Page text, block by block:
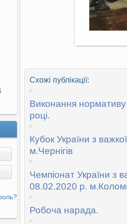
Схожі публікації:
Виконання
році.
Кубок України з
м.Чернігів
Чемпіонат України з
08.02.2020 р.
Робоча нарада.